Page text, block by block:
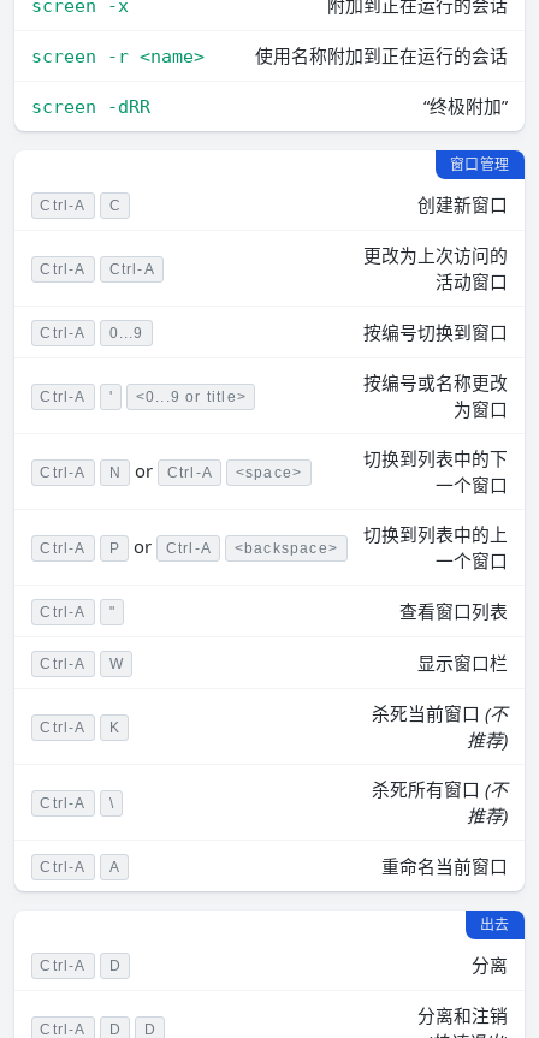
screen -x
screen -r <name> 使用名称附加到正在运行的会话
screen -dRR “终极附加”
窗口管理
Ctrl-A C 创建新窗口
Ctrl-A Ctrl-A
更改为上次访问的
活动窗口
Ctrl-A 0...9 按编号切换到窗口
Ctrl-A ' <0...9 or title>
按编号或名称更改
为窗口
Ctrl-A N or Ctrl-A <space>
切换到列表中的下
一个窗口
Ctrl-A P or Ctrl-A <backspace>
切换到列表中的上
一个窗口
Ctrl-A " 查看窗口列表
Ctrl-A W 显示窗口栏
Ctrl-A K
杀死当前窗口 (不
推荐)
Ctrl-A \
杀死所有窗口 (不
推荐)
Ctrl-A A 重命名当前窗口
出去
Ctrl-A D 分离
Ctrl-A D D
分离和注销